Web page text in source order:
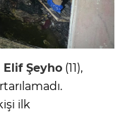
Elif Şeyho (11),
ilk